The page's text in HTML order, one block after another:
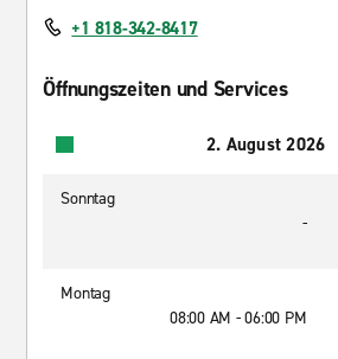
+1 818-342-8417
Öffnungszeiten und Services
2. August 2026
Sonntag
-
Montag
08:00 AM - 06:00 PM